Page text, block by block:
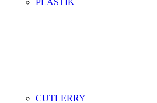
PLASTIK
CUTLERRY